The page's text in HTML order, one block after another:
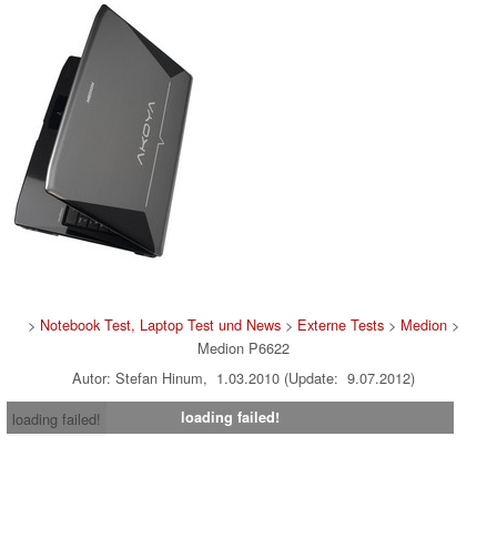
> Notebook Test, Laptop Test und News> Externe Tests> Medion>
Medion P6622
Autor: Stefan Hinum, 1.03.2010 (Update: 9.07.2012)
loading failed!
loading failed!